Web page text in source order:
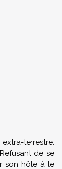
terrestre.
de se
son hôte à le